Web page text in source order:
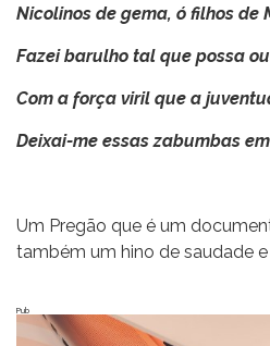
Nicolinos de gema, ó filhos de
Fazei barulho tal que possa
Com a força viril que a
Deixai-me essas zabumbas
Um Pregão que é um
também um hino de saudade e
Pub